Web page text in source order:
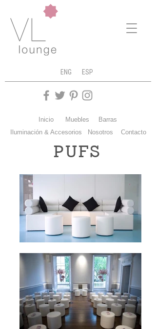
ENG ESP
Inicio Muebles
Barras
Iluminación & Accesorios
Nosotros Contacto
PUFS